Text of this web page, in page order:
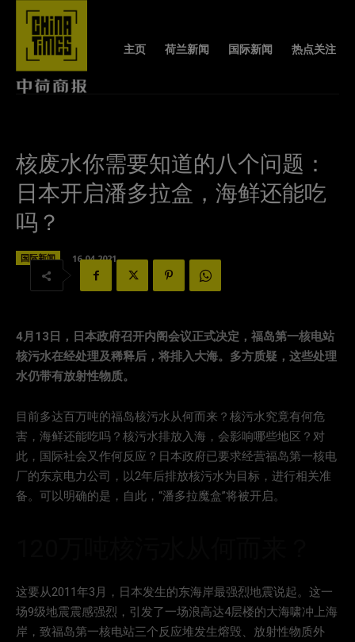
主页 荷兰新闻 国际新闻 热点关注
核废水你需要知道的八个问题：
日本开启潘多拉盒，海鲜还能吃
吗？
国际新闻 16-04-2021
4月13日，日本政府召开内阁会议正式决定，福岛第一核电站
核污水在经处理及稀释后，将排入大海。多方质疑，这些处理
水仍带有放射性物质。
目前多达百万吨的福岛核污水从何而来？核污水究竟有何危
害，海鲜还能吃吗？核污水排放入海，会影响哪些地区？对
此，国际社会又作何反应？日本政府已要求经营福岛第一核电
厂的东京电力公司，以2年后排放核污水为目标，进行相关准
备。可以明确的是，自此，“潘多拉魔盒”将被开启。
这要从2011年3月，日本发生的东海岸最强烈地震说起。这一
场9级地震震感强烈，引发了一场浪高达4层楼的大海啸冲上海
岸，致福岛第一核电站三个反应堆发生熔毁、放射性物质外